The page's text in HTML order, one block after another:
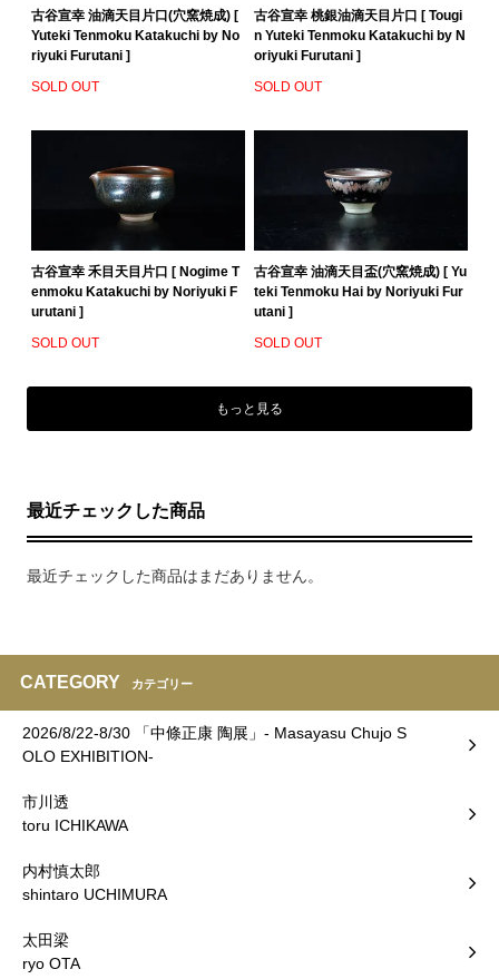
古谷宣幸 油滴天目片口(穴窯焼成) [
Yuteki Tenmoku Katakuchi by No
riyuki Furutani ]
SOLD OUT
古谷宣幸 桃銀油滴天目片口 [ Tougi
n Yuteki Tenmoku Katakuchi by N
oriyuki Furutani ]
SOLD OUT
古谷宣幸 禾目天目片口 [ Nogime T
enmoku Katakuchi by Noriyuki F
urutani ]
SOLD OUT
古谷宣幸 油滴天目盃(穴窯焼成) [ Yu
teki Tenmoku Hai by Noriyuki Fur
utani ]
SOLD OUT
もっと見る
最近チェックした商品
最近チェックした商品はまだありません。
CATEGORY カテゴリー
2026/8/22-8/30 「中條正康 陶展」- Masayasu Chujo S
OLO EXHIBITION-
市川透
toru ICHIKAWA
内村慎太郎
shintaro UCHIMURA
太田梁
ryo OTA